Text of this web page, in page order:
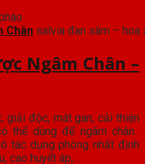
Chân salvia đan sâm – hoa
Ngâm Chân –
giải độc, mát gan, cải thiện
thể dùng để ngâm chân.
tác dụng phòng nhất định
cao huyết áp,…